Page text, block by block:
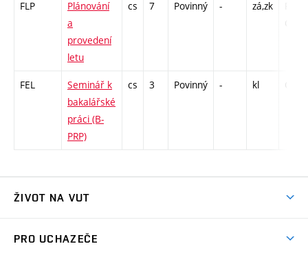
FLP
Plánování
a
provedení
letu
cs 7 Povinný - zá,zk
C1 -
FEL
Seminář k
bakalářské
práci (B-
PRP)
cs 3 Povinný - kl C1 -
ŽIVOT NA VUT
PRO UCHAZEČE